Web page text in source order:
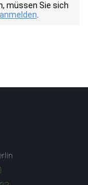
müssen Sie sich